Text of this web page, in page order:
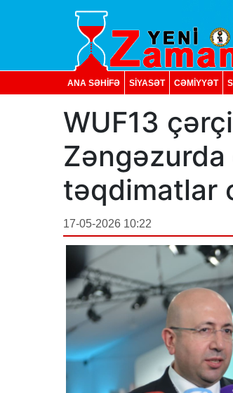
ANA SƏHİFƏ SİYASƏT CƏMİYYƏT
WUF13
Zəngəzurda
təqdimatlar
17-05-2026 10:22